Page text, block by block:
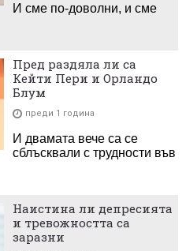
И сме по-доволни, и сме
Пред раздяла ли са
Кейти Пери и Орландо
Блум
преди 1 година
И двамата вече са се
сблъсквали с трудности във
Наистина ли депресията
и тревожността са
заразни